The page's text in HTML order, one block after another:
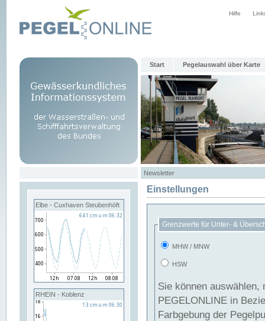
Hilfe
Start Pegelauswahl über Karte
Newsletter
Elbe - Cuxhaven Steubenhöft
RHEIN - Koblenz
Einstellungen
Grenzwerte für Unter- &
MHW / MNW
HSW
Sie können
PEGELONLINE in Beziehung
Farbgebung der